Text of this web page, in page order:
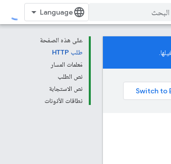
على هذه الصفحة
طلب HTTP
مَعلمات المسار
نص الطلب
نص الاستجابة
نطاقات الأذونات